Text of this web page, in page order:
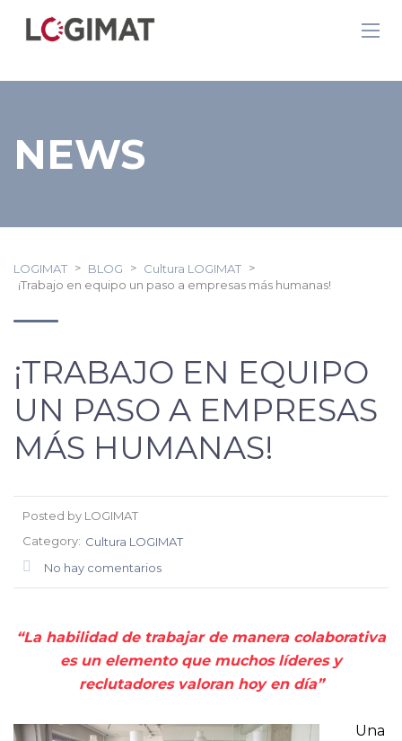
NEWS
LOGIMAT > BLOG > Cultura LOGIMAT >
¡Trabajo en equipo un paso a empresas más humanas!
¡TRABAJO EN EQUIPO
UN PASO A EMPRESAS
MÁS HUMANAS!
Posted by LOGIMAT
Category: Cultura LOGIMAT
No hay comentarios
“La habilidad de trabajar de manera colaborativa
es un elemento que muchos líderes y
reclutadores valoran hoy en día”
Una